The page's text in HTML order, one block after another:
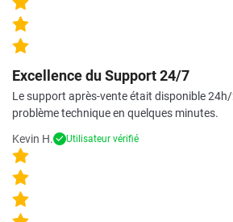
Excellence du Support 24/7
Le support après-vente était disponible
problème technique en quelques minutes.
Kevin H.
Utilisateur vérifié